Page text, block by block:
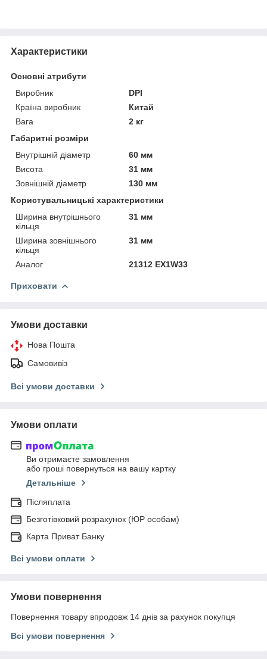
Характеристики
Основні атрибути
Виробник
DPI
Країна виробник
Китай
Вага
2 кг
Габаритні розміри
Внутрішній діаметр
60 мм
Висота
31 мм
Зовнішній діаметр
130 мм
Користувальницькі характеристики
Ширина внутрішнього
кільця
31 мм
Ширина зовнішнього
кільця
31 мм
Аналог 21312 EX1W33
Приховати
Умови доставки
Нова Пошта
Самовивіз
Всі умови доставки
Умови оплати
Ви отримаєте замовлення
або гроші повернуться на вашу картку
Детальніше
Післяплата
Безготівковий розрахунок (ЮР особам)
Карта Приват Банку
Всі умови оплати
Умови повернення
Повернення товару впродовж 14 днів за рахунок покупця
Всі умови повернення